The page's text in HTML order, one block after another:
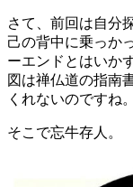
さて、前回は自分
己の背中に乗っか
ーエンドとはいか
図は禅仏道の指南
くれないのですね
そこで忘牛存人。